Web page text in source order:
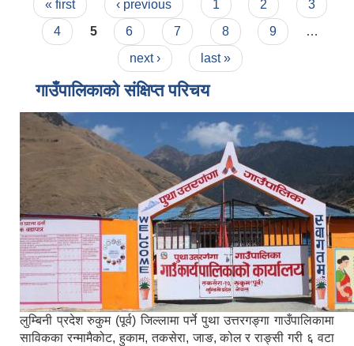
« first ‹ previous 1 2
3
4
5 6 7 8 9
…
next ›
last »
गाउँपालिकाको संक्षिप्त परिचय
लुम्बिनी प्रदेश रुकुम (पूर्व) जिल्लामा पर्ने पुथा उत्तरगङ्गा गाउँपालिकामा
साविकका रन्मामैकोट, हुकाम, तकसेरा, जाङ, कोल र राङ्सी गरी ६ वटा